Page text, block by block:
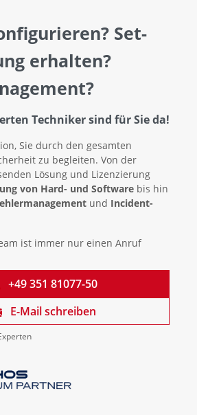
Set-
erhalten?
Techniker sind für Sie da!
Sie durch den gesamten
zu begleiten. Von der
Lösung und Lizenzierung
von Hard- und Software bis hin
und Incident-
ist immer nur einen Anruf
+49 351 81077-50
E-Mail schreiben